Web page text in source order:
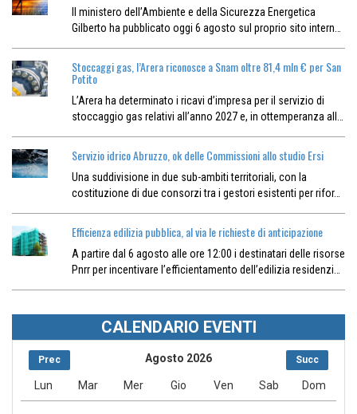
Il ministero dell’Ambiente e della Sicurezza Energetica
Gilberto ha pubblicato oggi 6 agosto sul proprio sito intern…
Stoccaggi gas, l’Arera riconosce a Snam oltre 81,4 mln € per San
Potito
L’Arera ha determinato i ricavi d’impresa per il servizio di
stoccaggio gas relativi all’anno 2027 e, in ottemperanza all…
Servizio idrico Abruzzo, ok delle Commissioni allo studio Ersi
Una suddivisione in due sub-ambiti territoriali, con la
costituzione di due consorzi tra i gestori esistenti per rifor…
Efficienza edilizia pubblica, al via le richieste di anticipazione
A partire dal 6 agosto alle ore 12:00 i destinatari delle risorse
Pnrr per incentivare l’efficientamento dell’edilizia residenzi…
CALENDARIO EVENTI
Prec Succ
Agosto 2026
Lun Mar Mer Gio Ven Sab Dom